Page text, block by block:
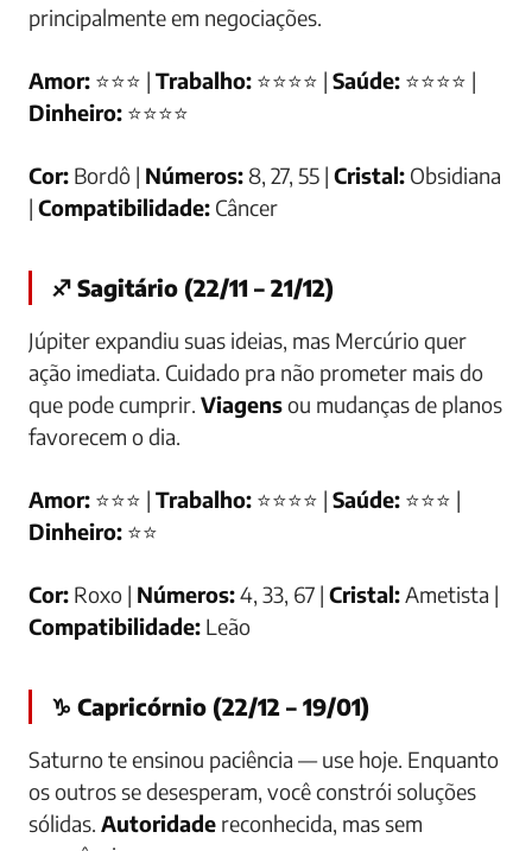
principalmente em negociações.
Amor: ⭐⭐⭐ | Trabalho: ⭐⭐⭐⭐ | Saúde: ⭐⭐⭐⭐ |
Dinheiro: ⭐⭐⭐⭐
Cor: Bordô | Números: 8, 27, 55 | Cristal: Obsidiana
| Compatibilidade: Câncer
♐ Sagitário (22/11 – 21/12)
Júpiter expandiu suas ideias, mas Mercúrio quer
ação imediata. Cuidado pra não prometer mais do
que pode cumprir. Viagensou mudanças de planos
favorecem o dia.
Amor: ⭐⭐⭐ | Trabalho: ⭐⭐⭐⭐ | Saúde: ⭐⭐⭐ |
Dinheiro: ⭐⭐
Cor: Roxo | Números:4, 33, 67 | Cristal:Ametista |
Compatibilidade: Leão
♑ Capricórnio (22/12 – 19/01)
Saturno te ensinou paciência — use hoje. Enquanto
os outros se desesperam, você constrói soluções
sólidas. Autoridade reconhecida, mas sem